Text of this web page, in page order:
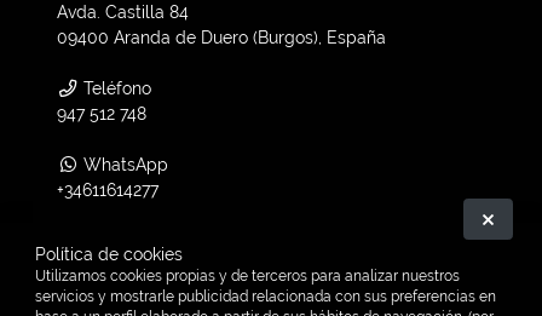
Avda. Castilla 84
09400 Aranda de Duero (Burgos), España
Teléfono
947 512 748
WhatsApp
+34611614277
info@vtwin.es
Política de cookies
Utilizamos cookies propias y de terceros para analizar nuestros
servicios y mostrarle publicidad relacionada con sus preferencias en